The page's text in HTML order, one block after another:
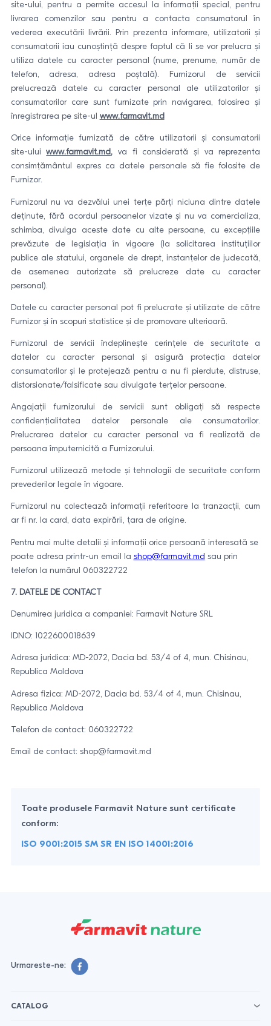
site-ului, pentru a permite accesul la informații special, pentru
livrarea comenzilor sau pentru a contacta consumatorul în
vederea executării livrării. Prin prezenta informare, utilizatorii și
consumatorii iau cunoștință despre faptul că li se vor prelucra și
utiliza datele cu caracter personal (nume, prenume, număr de
telefon, adresa, adresa poștală). Furnizorul de servicii
prelucrează datele cu caracter personal ale utilizatorilor și
consumatorilor care sunt furnizate prin navigarea, folosirea și
înregistrarea pe site-ul www.farmavit.md
Orice informație furnizată de către utilizatorii și consumatorii
site-uluiwww.farmavit.md, va fi considerată și va reprezenta
consimțământul expres ca datele personale să fie folosite de
Furnizor.
Furnizorul nu va dezvălui unei terțe părți niciuna dintre datele
deținute, fără acordul persoanelor vizate și nu va comercializa,
schimba, divulga aceste date cu alte persoane, cu excepțiile
prevăzute de legislația în vigoare (la solicitarea instituțiilor
publice ale statului, organele de drept, instanțelor de judecată,
de asemenea autorizate să prelucreze date cu caracter
personal).
Datele cu caracter personal pot fi prelucrate și utilizate de către
Furnizor și în scopuri statistice și de promovare ulterioară.
Furnizorul de servicii îndeplinește cerințele de securitate a
datelor cu caracter personal și asigură protecția datelor
consumatorilor și le protejează pentru a nu fi pierdute, distruse,
distorsionate/falsificate sau divulgate terțelor persoane.
Angajații furnizorului de servicii sunt obligați să respecte
confidențialitatea datelor personale ale consumatorilor.
Prelucrarea datelor cu caracter personal va fi realizată de
persoana împuternicită a Furnizorului.
Furnizorul utilizează metode și tehnologii de securitate conform
prevederilor legale în vigoare.
Furnizorul nu colectează informații referitoare la tranzacții, cum
ar fi nr. la card, data expirării, țara de origine.
Pentru mai multe detalii și informații orice persoană interesată se
poate adresa printr-un email la shop@farmavit.md sau prin
telefon la numărul 060322722
7. DATELE DE CONTACT
Denumirea juridica a companiei: Farmavit Nature SRL
IDNO: 1022600018639
Adresa juridica: MD-2072, Dacia bd. 53/4 of 4, mun. Chisinau,
Republica Moldova
Adresa fizica: MD-2072, Dacia bd. 53/4 of 4, mun. Chisinau,
Republica Moldova
Telefon de contact: 060322722
Email de contact: shop@farmavit.md
Toate produsele Farmavit Nature sunt certificate
conform:
ISO 9001:2015 SM SR EN ISO 14001:2016
Urmareste-ne:
CATALOG